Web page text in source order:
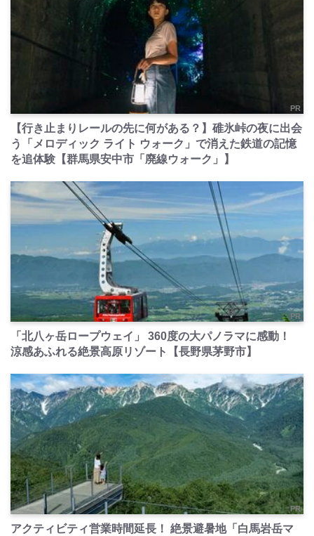
PR
【行き止まりレールの先に何がある？】碓氷峠の夜に出会
う「メロディック ライト ウォーク」で消えた鉄道の記憶
を追体験【群馬県安中市「廃線ウォーク」】
PR
「北八ヶ岳ロープウェイ」 360度の大パノラマに感動！
涼感あふれる絶景高原リゾート【長野県茅野市】
PR
アクティビティ営業時間延長！ 絶景避暑地「白馬岩岳マ